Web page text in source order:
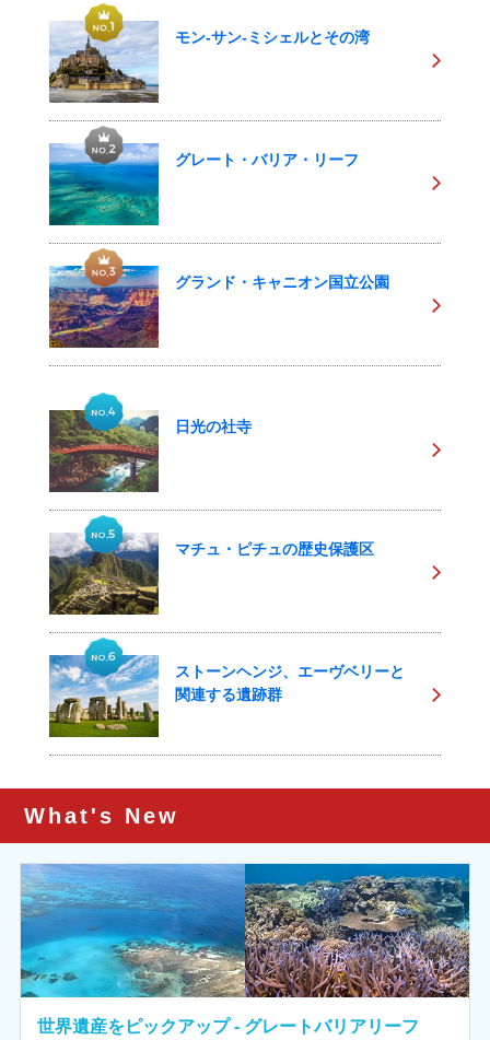
モン-サン-ミシェルとその湾
グレート・バリア・リーフ
グランド・キャニオン国立公園
日光の社寺
マチュ・ピチュの歴史保護区
ストーンヘンジ、エーヴベリーと
関連する遺跡群
What's New
世界遺産をピックアップ - グレートバリアリーフ